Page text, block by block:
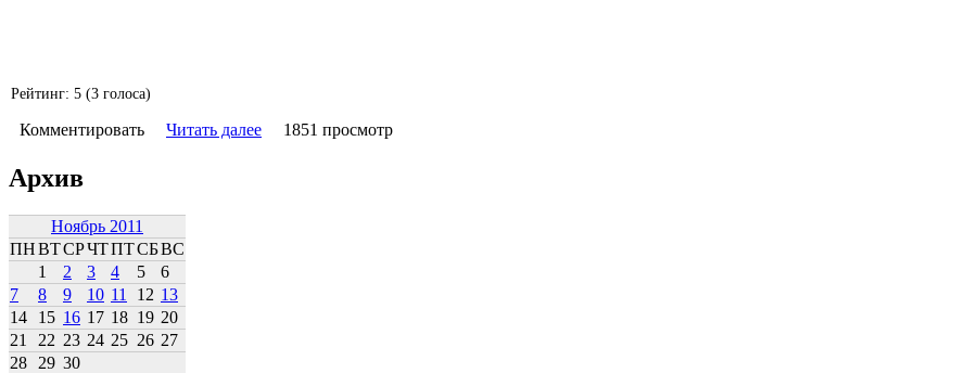
Рейтинг: 5 (3 голоса)
Комментировать Читать далее 1851 просмотр
Архив
Ноябрь 2011
ПНВТСРЧТПТСБВС
1
2 3 4 5
6
7
8 9 10 11 12 13
14
15 16 17 18 19 20
21
22 23 24 25 26 27
28
29 30